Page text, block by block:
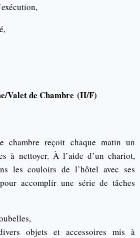
Valet de Chambre (H/F)
chambre reçoit chaque matin un
à nettoyer. À l’aide d’un chariot,
les couloirs de l’hôtel avec ses
accomplir une série de tâches
objets et accessoires mis à